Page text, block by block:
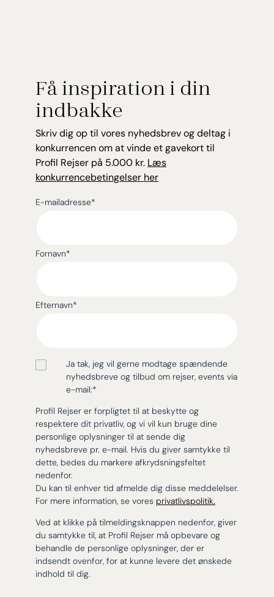
Få inspiration i din
indbakke
Skriv dig op til vores nyhedsbrev og deltag i
konkurrencen om at vinde et gavekort til
Profil Rejser på 5.000 kr. Læs
konkurrencebetingelser her
E-mailadresse*
Fornavn*
Efternavn*
Ja tak, jeg vil gerne modtage spændende
nyhedsbreve og tilbud om rejser, events via
e-mail:*
Profil Rejser er forpligtet til at beskytte og
respektere dit privatliv, og vi vil kun bruge dine
personlige oplysninger til at sende dig
nyhedsbreve pr. e-mail. Hvis du giver samtykke til
dette, bedes du markere afkrydsningsfeltet
nedenfor.
Du kan til enhver tid afmelde dig disse meddelelser.
For mere information, se vores privatlivspolitik.
Ved at klikke på tilmeldingsknappen nedenfor, giver
du samtykke til, at Profil Rejser må opbevare og
behandle de personlige oplysninger, der er
indsendt ovenfor, for at kunne levere det ønskede
indhold til dig.